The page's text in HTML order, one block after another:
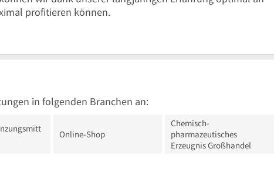
profitieren können.
in folgenden Branchen an:
Online-Shop
Chemisch-
pharmazeutisches
Erzeugnis Großhandel